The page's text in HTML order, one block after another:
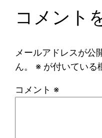
コメント
メールアドレスが公
ん。
※ が付いている
コメント ※